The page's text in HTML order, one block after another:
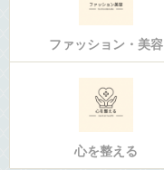
ファッション・美容
心を整える